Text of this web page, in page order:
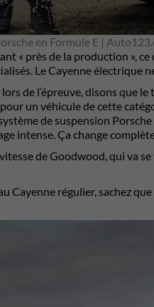
en Formule E |
« près de la production »,
Le Cayenne électrique
de l’épreuve, disons que
un véhicule de cette
de suspension
intense. Ça change
de Goodwood, qui va
Cayenne régulier, sachez